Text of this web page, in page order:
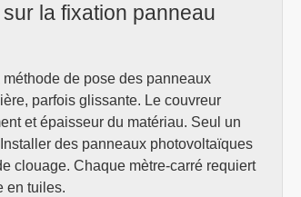
la fixation panneau
de pose des panneaux
parfois glissante. Le couvreur
et épaisseur du matériau. Seul un
des panneaux photovoltaïques
clouage. Chaque mètre-carré requiert
en tuiles.